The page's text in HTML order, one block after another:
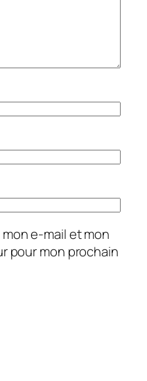
e-mail et mon
pour mon prochain